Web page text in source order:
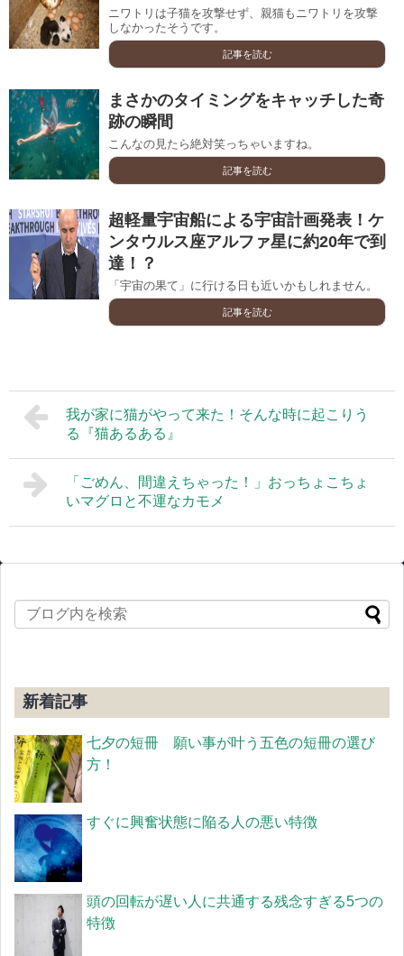
ニワトリは子猫を攻撃せず、親猫もニワトリを攻撃
しなかったそうです。
記事を読む
まさかのタイミングをキャッチした奇
跡の瞬間
こんなの見たら絶対笑っちゃいますね。
記事を読む
超軽量宇宙船による宇宙計画発表！ケ
ンタウルス座アルファ星に約20年で到
達！？
「宇宙の果て」に行ける日も近いかもしれません。
記事を読む
我が家に猫がやって来た！そんな時に起こりう
る『猫あるある』
「ごめん、間違えちゃった！」おっちょこちょ
いマグロと不運なカモメ
新着記事
七夕の短冊 願い事が叶う五色の短冊の選び
方！
すぐに興奮状態に陥る人の悪い特徴
頭の回転が遅い人に共通する残念すぎる5つの
特徴